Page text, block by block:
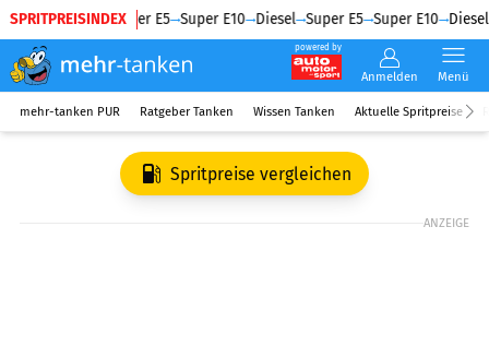
SPRITPREISINDEX
Diesel Super E5 Super E10 Diesel Super E5 Super E10 Diesel
powered by
Anmelden Menü
mehr-tanken PUR Ratgeber Tanken Wissen Tanken Aktuelle Spritpreise
Spritpreise vergleichen
ANZEIGE